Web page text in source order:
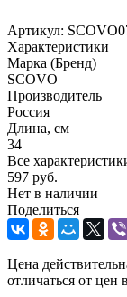
Артикул:
Характеристики
Марка (Бренд)
SCOVO
Производитель
Россия
Длина, см
34
Все
597 руб.
Нет в наличии
Поделиться
Цена
отличаться от цен